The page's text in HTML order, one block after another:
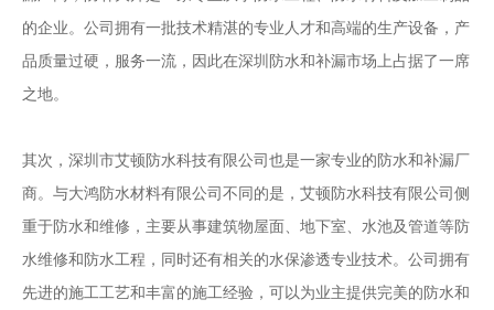
的企业。公司拥有一批技术精湛的专业人才和高端的生产设备，产
品质量过硬，服务一流，因此在深圳防水和补漏市场上占据了一席
之地。
其次，深圳市艾顿防水科技有限公司也是一家专业的防水和补漏厂
商。与大鸿防水材料有限公司不同的是，艾顿防水科技有限公司侧
重于防水和维修，主要从事建筑物屋面、地下室、水池及管道等防
水维修和防水工程，同时还有相关的水保渗透专业技术。公司拥有
先进的施工工艺和丰富的施工经验，可以为业主提供完美的防水和